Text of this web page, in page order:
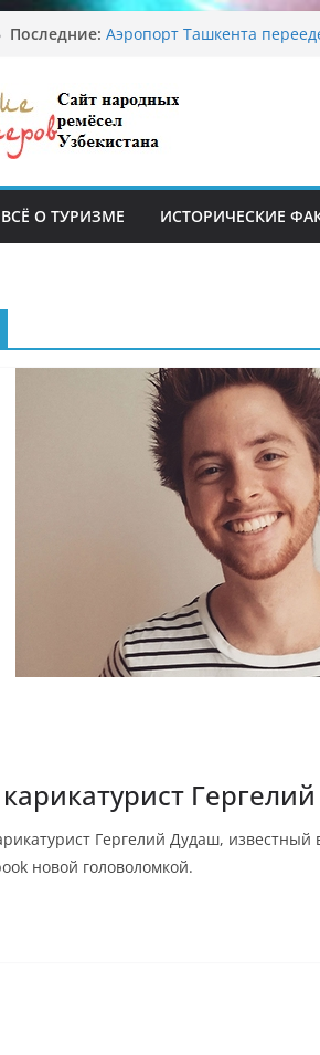
Последние: Аэропорт Ташкента
Обрушение на одном из
Ташкента: перекрыт
Узбекские традиционные
ВСЁ О ТУРИЗМЕ ИСТОРИЧЕСКИЕ
Гергелий Дудаш, известный в
новой головоломкой.